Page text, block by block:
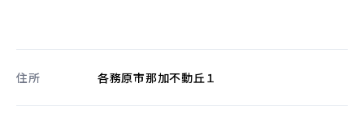
住所 各務原市那加不動丘１